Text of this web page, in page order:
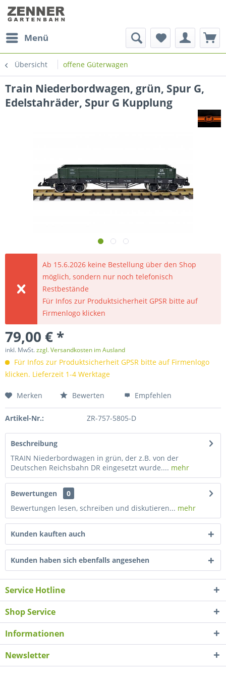
Menü
Übersicht offene Güterwagen
Train Niederbordwagen, grün, Spur G,
Edelstahräder, Spur G Kupplung
Ab 15.6.2026 keine Bestellung über den Shop
möglich, sondern nur noch telefonisch
Restbestände
Für Infos zur Produktsicherheit GPSR bitte auf
Firmenlogo klicken
79,00 € *
inkl. MwSt.zzgl. Versandkosten im Ausland
Für Infos zur Produktsicherheit GPSR bitte auf Firmenlogo
klicken. Lieferzeit 1-4 Werktage
Merken Bewerten Empfehlen
Artikel-Nr.: ZR-757-5805-D
Beschreibung
TRAIN Niederbordwagen in grün, der z.B. von der
Deutschen Reichsbahn DR eingesetzt wurde.... mehr
Bewertungen
0
Bewertungen lesen, schreiben und diskutieren... mehr
Kunden kauften auch
Kunden haben sich ebenfalls angesehen
Service Hotline
Shop Service
Informationen
Newsletter